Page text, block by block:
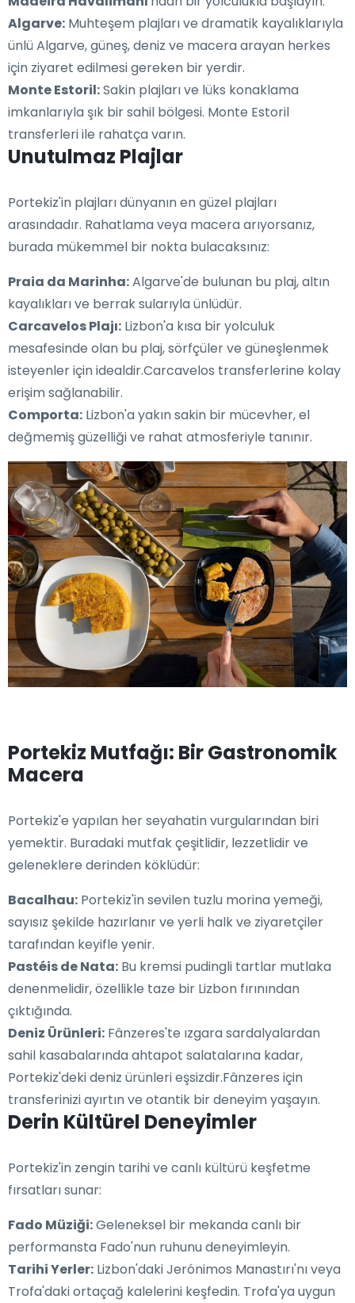
Algarve: Muhteşem plajları ve dramatik kayalıklarıyla
ünlü Algarve, güneş, deniz ve macera arayan herkes
için ziyaret edilmesi gereken bir yerdir.
Monte Estoril:Sakin plajları ve lüks konaklama
imkanlarıyla şık bir sahil bölgesi. Monte Estoril
transferleri ile rahatça varın.
Unutulmaz Plajlar
Portekiz'in plajları dünyanın en güzel plajları
arasındadır. Rahatlama veya macera arıyorsanız,
burada mükemmel bir nokta bulacaksınız:
Praia da Marinha:Algarve'de bulunan bu plaj, altın
kayalıkları ve berrak sularıyla ünlüdür.
Carcavelos Plajı: Lizbon'a kısa bir yolculuk
mesafesinde olan bu plaj, sörfçüler ve güneşlenmek
isteyenler için idealdir.Carcavelos transferlerine kolay
erişim sağlanabilir.
Comporta: Lizbon'a yakın sakin bir mücevher, el
değmemiş güzelliği ve rahat atmosferiyle tanınır.
Portekiz Mutfağı: Bir Gastronomik
Macera
Portekiz'e yapılan her seyahatin vurgularından biri
yemektir. Buradaki mutfak çeşitlidir, lezzetlidir ve
geleneklere derinden köklüdür:
Bacalhau: Portekiz'in sevilen tuzlu morina yemeği,
sayısız şekilde hazırlanır ve yerli halk ve ziyaretçiler
tarafından keyifle yenir.
Pastéis de Nata: Bu kremsi pudingli tartlar mutlaka
denenmelidir, özellikle taze bir Lizbon fırınından
çıktığında.
Deniz Ürünleri: Fânzeres'te ızgara sardalyalardan
sahil kasabalarında ahtapot salatalarına kadar,
Portekiz'deki deniz ürünleri eşsizdir.Fânzeres için
transferinizi ayırtın ve otantik bir deneyim yaşayın.
Derin Kültürel Deneyimler
Portekiz'in zengin tarihi ve canlı kültürü keşfetme
fırsatları sunar:
Fado Müziği:Geleneksel bir mekanda canlı bir
performansta Fado'nun ruhunu deneyimleyin.
Tarihi Yerler: Lizbon'daki Jerónimos Manastırı'nı veya
Trofa'daki ortaçağ kalelerini keşfedin. Trofa'ya uygun